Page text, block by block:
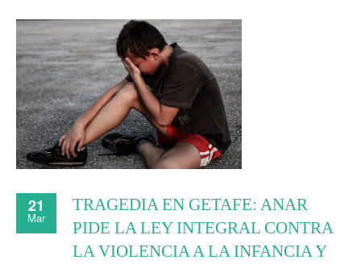
21
Mar
TRAGEDIA EN GETAFE: ANAR
PIDE LA LEY INTEGRAL CONTRA
LA VIOLENCIA A LA INFANCIA Y